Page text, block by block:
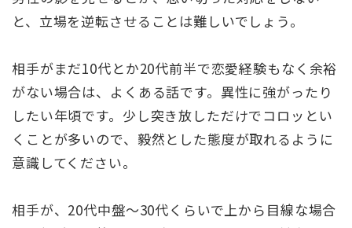
と、立場を逆転させることは難しいでしょう。
相手がまだ10代とか20代前半で恋愛経験もなく余裕
がない場合は、よくある話です。異性に強がったり
したい年頃です。少し突き放しただけでコロッとい
くことが多いので、毅然とした態度が取れるように
意識してください。
相手が、20代中盤〜30代くらいで上から目線な場合